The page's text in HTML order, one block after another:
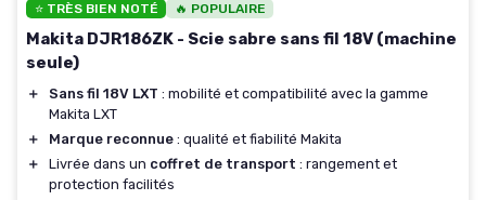
⭐ TRÈS BIEN NOTÉ 🔥 POPULAIRE
Makita DJR186ZK - Scie sabre sans fil 18V (machine
seule)
＋ Sans fil 18V LXT : mobilité et compatibilité avec la gamme
Makita LXT
＋
Marque reconnue : qualité et fiabilité Makita
＋
Livrée dans un coffret de transport : rangement et
protection facilités